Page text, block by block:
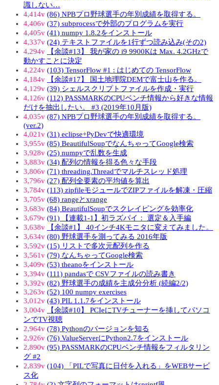
識しない…
4,414v (86) NPBプロ野球選手の年別成績を取得する。
4,406v (37) subprocessで外部のプログラムを実行
4,405v (41) numpy 1.8.2をインストール
4,337v (24) テキストファイルを1行ずつ読み込み(その2)
4,294v
【余談#13】 我が家の i9 9900Kは Max. 4.2GHzで
動かすことに決定
4,224v (103) TensorFlow #1 : はじめての TensorFlow
4,184v
【余談#17】 国土地理院DEMで富士山を作る。
4,129v (39) シェルスクリプトファイルを作成・実行
4,126v (112) PASSMARKのCPUベンチ情報から好きな情報
だけを抽出したい。 #3 (2019年10月版)
4,035v (87) NPBプロ野球選手の年別成績を取得する。
(ver.2)
4,021v (31) eclipse+PyDevで快適環境
3,955v (85) BeautifulSoupでなんちゃってGoogle検索
3,928v (25) numpyで乱数を生成
3,883v (34) 配列の情報を得る色々な手段
3,806v (71) threading.Threadでマルチスレッド処理
3,796v (27) 配列全要素の平均値を算出
3,784v (113) zipfileモジュールでZIPファイルを解凍・圧縮
3,705v (68) rangeとxrange
3,683v (84) BeautifulSoupでスクレイピングを効率化
3,679v (91) 【連載1-1】初ラズパイ： 選定＆入手編
3,638v
【余談#1】 40インチ4Kモニタに変えてみました。
3,634v (80) 野球選手を測ってみる 2016年版
3,592v (15) リストで多次元配列を作る
3,561v (79) なんちゃってGoogle検索
3,409v (53) theanoをインストール
3,394v (111) pandasで CSVファイルの読み書き
3,392v (82) 野球選手の成績を主成分分析 (続編2/2)
3,263v (52) 100 numpy exercises
3,012v (43) PIL 1.1.7をインストール
3,004v
【余談#10】 PCIeにTVチューナーを挿してパソコ
ンでTV視聴
2,964v (78) Pythonのバージョンを知る
2,926v (76) ValueServerにPython2.7をインストール
2,890v (95) PASSMARKのCPUベンチ情報をフィルタリン
グ #2
2,839v (104) 「PILで写真に日付を入れる」をWEBサービ
ス化